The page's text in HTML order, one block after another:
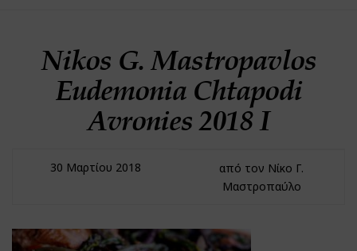
Nikos G. Mastropavlos
Eudemonia Chtapodi
Avronies 2018 I
30 Μαρτίου 2018
από τον Νίκο Γ.
Μαστροπαύλο